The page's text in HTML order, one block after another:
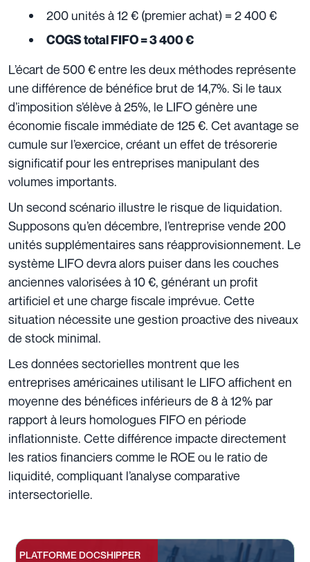
200 unités à 12 € (premier achat) = 2 400 €
COGS total FIFO = 3 400 €
L’écart de 500 € entre les deux méthodes représente
une différence de bénéfice brut de 14,7%. Si le taux
d’imposition s’élève à 25%, le LIFO génère une
économie fiscale immédiate de 125 €. Cet avantage se
cumule sur l’exercice, créant un effet de trésorerie
significatif pour les entreprises manipulant des
volumes importants.
Un second scénario illustre le risque de liquidation.
Supposons qu’en décembre, l’entreprise vende 200
unités supplémentaires sans réapprovisionnement. Le
système LIFO devra alors puiser dans les couches
anciennes valorisées à 10 €, générant un profit
artificiel et une charge fiscale imprévue. Cette
situation nécessite une gestion proactive des niveaux
de stock minimal.
Les données sectorielles montrent que les
entreprises américaines utilisant le LIFO affichent en
moyenne des bénéfices inférieurs de 8 à 12% par
rapport à leurs homologues FIFO en période
inflationniste. Cette différence impacte directement
les ratios financiers comme le ROE ou le ratio de
liquidité, compliquant l’analyse comparative
intersectorielle.
PLATFORME DOCSHIPPER